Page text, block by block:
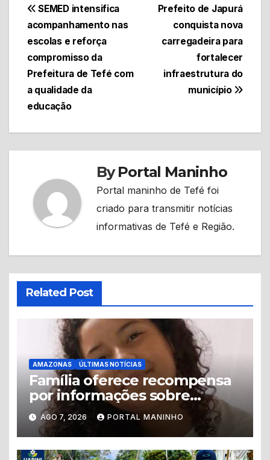
Navegação
de
Post
Prefeito de Japurá
conquista nova
carregadeira para
fortalecer
infraestrutura do
município
SEMED intensifica
acompanhamento nas
escolas e reforça
compromisso da
Prefeitura de Tefé com
a qualidade da
educação
ByPortal Maninho
Portal maninho de Tefé foi
criado para transmitir notícias
informativas de Tefé e Região.
Related Post
AMAZONAS ÚLTIMAS NOTÍCIAS
Família oferece recompensa
por informações sobre
adolescente desaparecida
em Manaus
AGO 7, 2026 PORTAL MANINHO